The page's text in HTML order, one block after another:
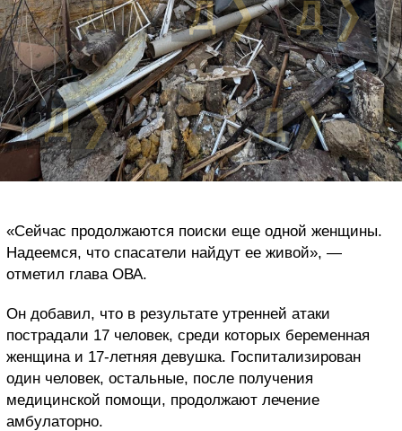
«Сейчас продолжаются поиски еще одной женщины.
Надеемся, что спасатели найдут ее живой», —
отметил глава ОВА.
Он добавил, что в результате утренней атаки
пострадали 17 человек, среди которых беременная
женщина и 17-летняя девушка. Госпитализирован
один человек, остальные, после получения
медицинской помощи, продолжают лечение
амбулаторно.